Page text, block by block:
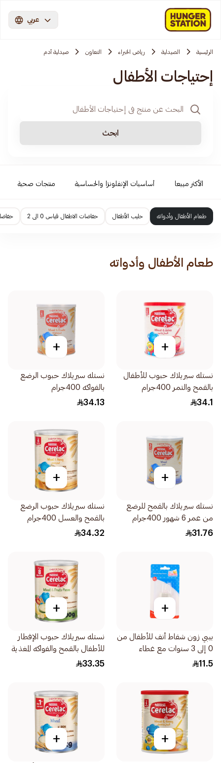
عربي
الرئيسية الصيدلية رياض الخبراء التعاون صيدلية آدم
إحتياجات الأطفال
ابحث
الأكثر مبيعا أساسيات الإنفلونزا والحساسية منتجات صحية
طعام الأطفال وأدواته حليب الأطفال حفاضات الاطفال قياس 0 الى 2
طعام الأطفال وأدواته
+
نستله سيريلاك حبوب للأطفال
بالقمح والتمر 400جرام
34.1
+
نستله سيريلاك حبوب الرضع
بالفواكه 400جرام
34.13
+
نستله سيريلاك بالقمح للرضع
من عمر 6 شهور 400جرام
31.76
+
نستله سيريلاك حبوب الرضع
بالقمح والعسل 400جرام
34.32
+
بيبي زون شفاط أنف للأطفال من
0 إلى 3 سنوات مع غطاء
1قطعة
11.5
+
نستله سيريلاك حبوب الإفطار
للأطفال بالقمح والفواكه المغذية
400جرام
33.35
+
+